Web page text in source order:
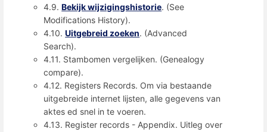
4.9.Bekijk wijzigingshistorie. (See
Modifications History).
4.10.Uitgebreid zoeken. (Advanced
Search).
4.11. Stambomen vergelijken. (Genealogy
compare).
4.12. Registers Records. Om via bestaande
uitgebreide internet lijsten, alle gegevens van
aktes ed snel in te voeren.
4.13. Register records - Appendix. Uitleg over